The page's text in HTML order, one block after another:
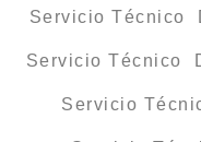
Servicio Técnico
Servicio Técnico
Servicio